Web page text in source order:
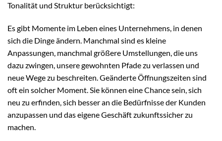
Tonalität und Struktur berücksichtigt:
Es gibt Momente im Leben eines Unternehmens, in denen
sich die Dinge ändern. Manchmal sind es kleine
Anpassungen, manchmal größere Umstellungen, die uns
dazu zwingen, unsere gewohnten Pfade zu verlassen und
neue Wege zu beschreiten. Geänderte Öffnungszeiten sind
oft ein solcher Moment. Sie können eine Chance sein, sich
neu zu erfinden, sich besser an die Bedürfnisse der Kunden
anzupassen und das eigene Geschäft zukunftssicher zu
machen.